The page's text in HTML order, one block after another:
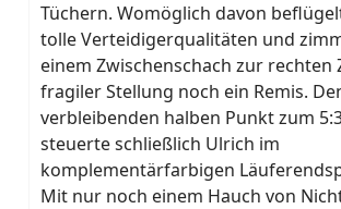
Tüchern. Womöglich davon
tolle Verteidigerqualitäten und
einem Zwischenschach zur rechten
fragiler Stellung noch ein Remis.
verbleibenden halben Punkt zum
steuerte schließlich Ulrich im
komplementärfarbigen
Mit nur noch einem Hauch von